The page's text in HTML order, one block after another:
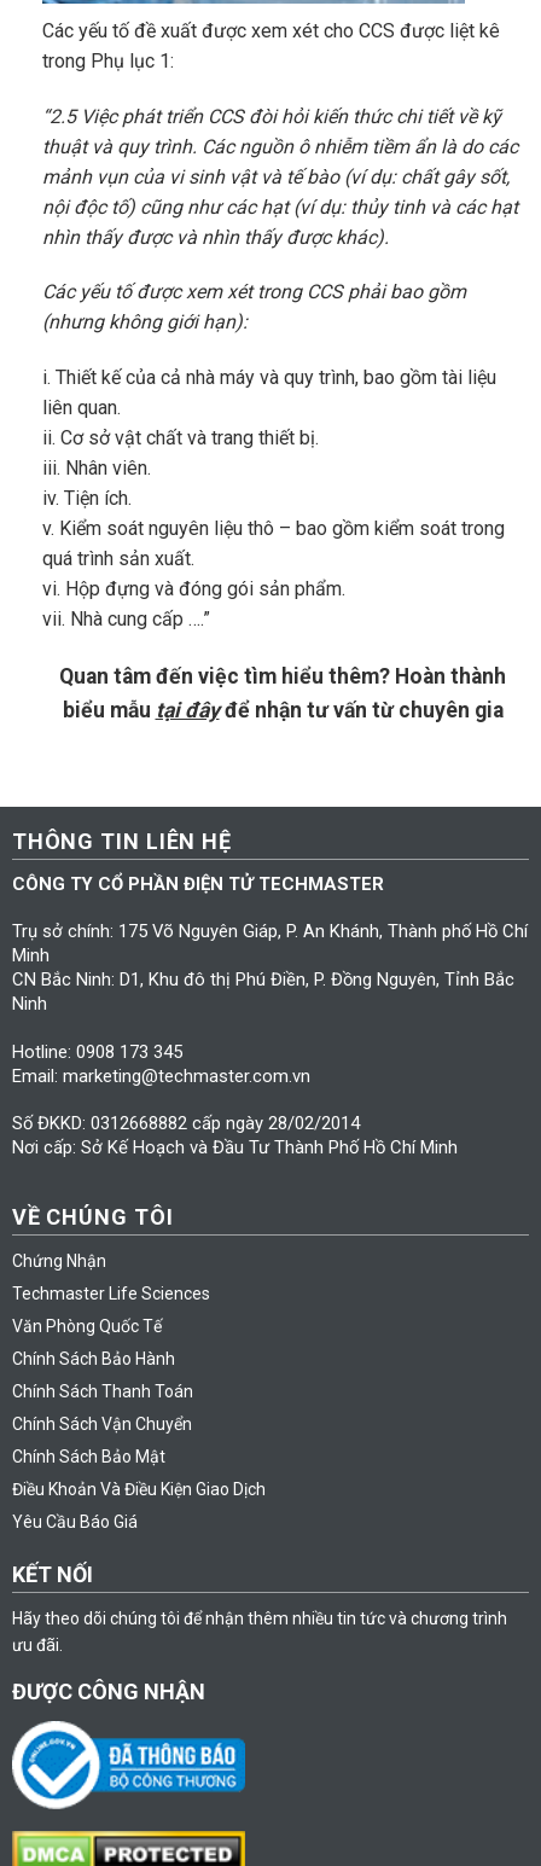
Các yếu tố đề xuất được xem xét cho CCS được liệt kê
trong Phụ lục 1:
“2.5 Việc phát triển CCS đòi hỏi kiến thức chi tiết về kỹ
thuật và quy trình. Các nguồn ô nhiễm tiềm ẩn là do các
mảnh vụn của vi sinh vật và tế bào (ví dụ: chất gây sốt,
nội độc tố) cũng như các hạt (ví dụ: thủy tinh và các hạt
nhìn thấy được và nhìn thấy được khác).
Các yếu tố được xem xét trong CCS phải bao gồm
(nhưng không giới hạn):
i. Thiết kế của cả nhà máy và quy trình, bao gồm tài liệu
liên quan.
ii. Cơ sở vật chất và trang thiết bị.
iii. Nhân viên.
iv. Tiện ích.
v. Kiểm soát nguyên liệu thô – bao gồm kiểm soát trong
quá trình sản xuất.
vi. Hộp đựng và đóng gói sản phẩm.
vii. Nhà cung cấp ….”
Quan tâm đến việc tìm hiểu thêm? Hoàn thành
biểu mẫu tại đâyđể nhận tư vấn từ chuyên gia
THÔNG TIN LIÊN HỆ
CÔNG TY CỔ PHẦN ĐIỆN TỬ TECHMASTER
Trụ sở chính: 175 Võ Nguyên Giáp, P. An Khánh, Thành phố Hồ Chí
Minh
CN Bắc Ninh: D1, Khu đô thị Phú Điền, P. Đồng Nguyên, Tỉnh Bắc
Ninh
Hotline: 0908 173 345
Email: marketing@techmaster.com.vn
Số ĐKKD: 0312668882 cấp ngày 28/02/2014
Nơi cấp: Sở Kế Hoạch và Đầu Tư Thành Phố Hồ Chí Minh
VỀ CHÚNG TÔI
Chứng Nhận
Techmaster Life Sciences
Văn Phòng Quốc Tế
Chính Sách Bảo Hành
Chính Sách Thanh Toán
Chính Sách Vận Chuyển
Chính Sách Bảo Mật
Điều Khoản Và Điều Kiện Giao Dịch
Yêu Cầu Báo Giá
KẾT NỐI
Hãy theo dõi chúng tôi để nhận thêm nhiều tin tức và chương trình
ưu đãi.
ĐƯỢC CÔNG NHẬN